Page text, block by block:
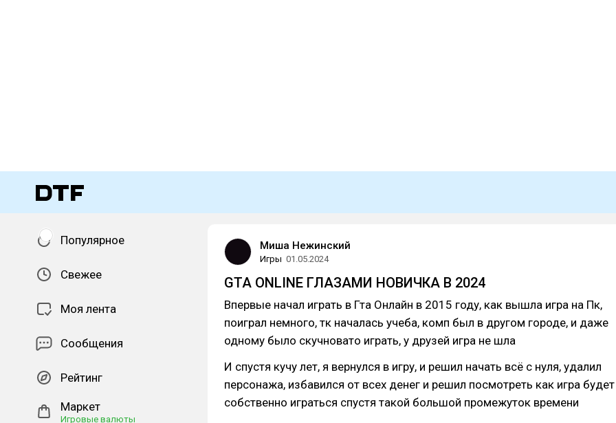
Популярное
Свежее
Моя лента
Сообщения
Рейтинг
Маркет
Игровые валюты
Миша Нежинский
Игры 01.05.2024
GTA ONLINE ГЛАЗАМИ НОВИЧКА В 2024
Впервые начал играть в Гта Онлайн в 2015 году, как вышла игра на Пк,
поиграл немного, тк началась учеба, комп был в другом городе, и даже
одному было скучновато играть, у друзей игра не шла
И спустя кучу лет, я вернулся в игру, и решил начать всё с нуля, удалил
персонажа, избавился от всех денег и решил посмотреть как игра будет
собственно играться спустя такой большой промежуток времени